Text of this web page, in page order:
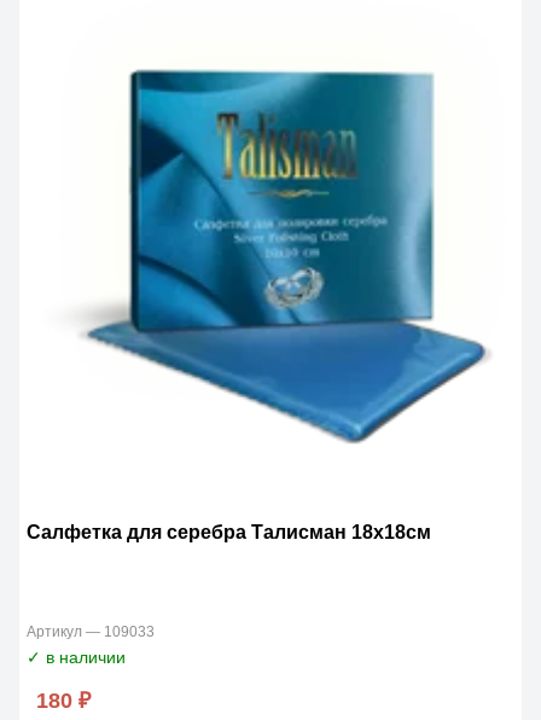
Салфетка для серебра Талисман 18х18см
Артикул — 109033
✓ в наличии
180 ₽